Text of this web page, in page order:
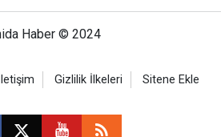
Haber © 2024
Gizlilik İlkeleri Sitene Ekle